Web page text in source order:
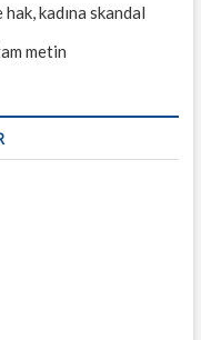
kadına skandal
metin